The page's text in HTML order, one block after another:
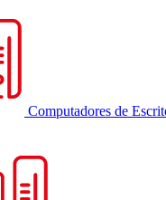
Computadores de